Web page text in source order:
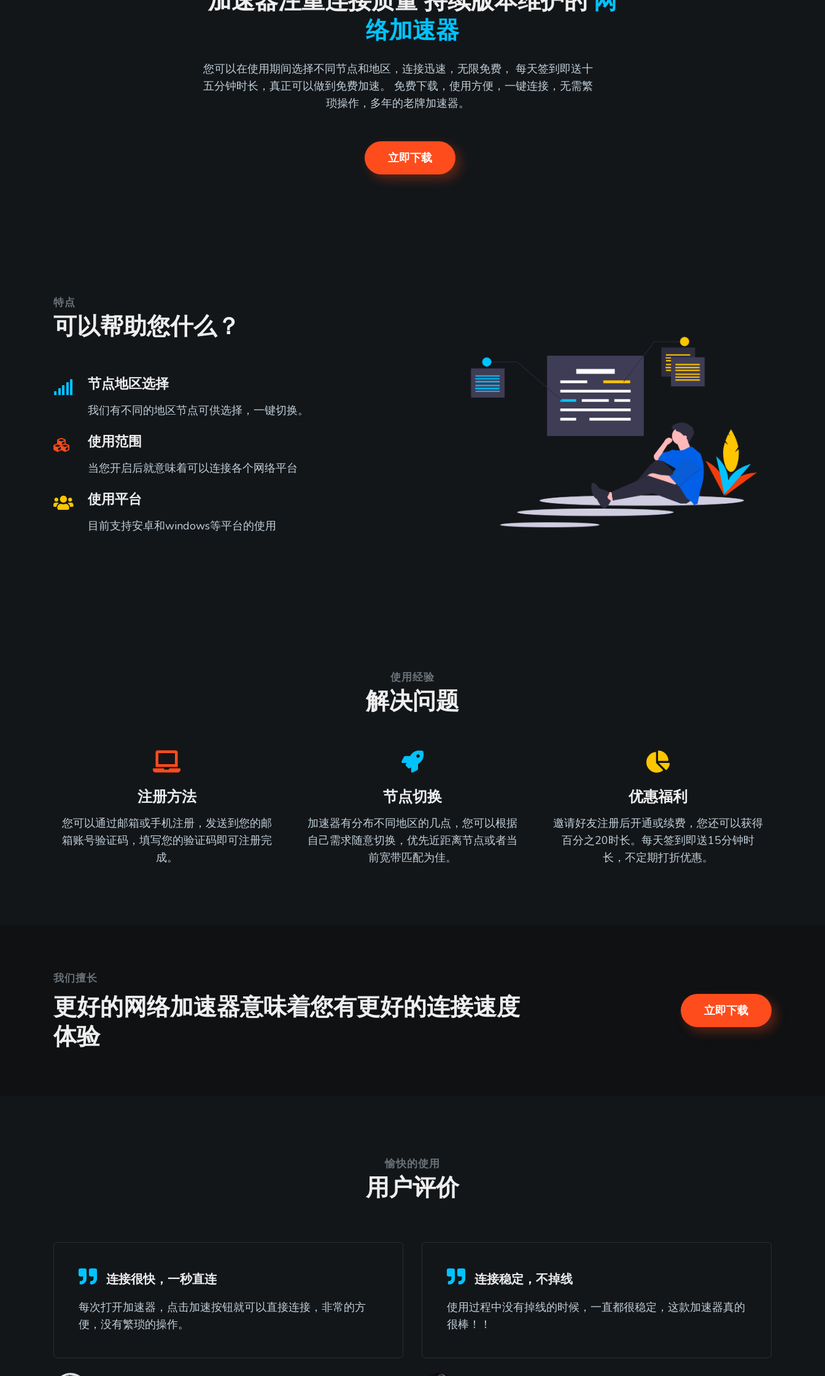
络加速器
您可以在使用期间选择不同节点和地区，连接迅速，无限免费， 每天签到即送十
五分钟时长，真正可以做到免费加速。 免费下载，使用方便，一键连接，无需繁
琐操作，多年的老牌加速器。
立即下载
特点
可以帮助您什么？
节点地区选择
我们有不同的地区节点可供选择，一键切换。
使用范围
当您开启后就意味着可以连接各个网络平台
使用平台
目前支持安卓和windows等平台的使用
使用经验
解决问题
注册方法
您可以通过邮箱或手机注册，发送到您的邮
箱账号验证码，填写您的验证码即可注册完
成。
节点切换
加速器有分布不同地区的几点，您可以根据
自己需求随意切换，优先近距离节点或者当
前宽带匹配为佳。
优惠福利
邀请好友注册后开通或续费，您还可以获得
百分之20时长。每天签到即送15分钟时
长，不定期打折优惠。
我们擅长
更好的网络加速器意味着您有更好的连接速度
体验
立即下载
愉快的使用
用户评价
连接很快，一秒直连
每次打开加速器，点击加速按钮就可以直接连接，非常的方
便，没有繁琐的操作。
连接稳定，不掉线
使用过程中没有掉线的时候，一直都很稳定，这款加速器真的
很棒！！